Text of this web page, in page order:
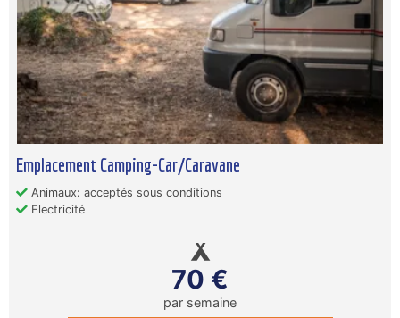
Emplacement Camping-Car/Caravane
Animaux: acceptés sous conditions
Electricité
70 €
par semaine